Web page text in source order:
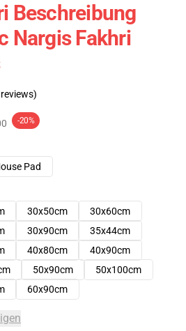
Beschreibung
Nargis Fakhri
-20%
Pad
30x50cm
30x60cm
30x90cm
35x44cm
40x80cm
40x90cm
50x90cm
50x100cm
60x90cm